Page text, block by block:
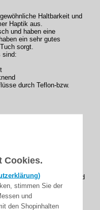
Cookies.
stimmen Sie der
und
den Shopinhalten
Haltbarkeit und
Haptik aus.
und haben eine
ein sehr gutes
sorgt.
sind:
durch Teflon-bzw.
konfektioniert !
)
Volant vollständig.
Dessins geschnitten und
abgeschlossen.
Volant ? , Wir haben
cm